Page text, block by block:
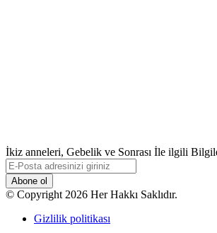
İkiz anneleri, Gebelik ve Sonrası İle ilgili
E-
Posta
adresinizi
giriniz
© Copyright 2026 Her Hakkı Saklıdır.
Gizlilik politikası